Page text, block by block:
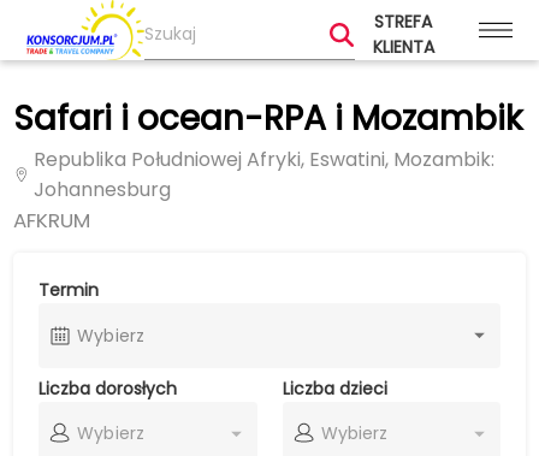
STREFA
KLIENTA
Safari i ocean-RPA i Mozambik
Republika Południowej Afryki, Eswatini, Mozambik:
Johannesburg
AFKRUM
Termin
Wybierz
Liczba dorosłych
Wybierz
Liczba dzieci
Wybierz